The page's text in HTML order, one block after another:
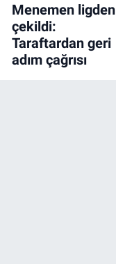
Menemen ligden
çekildi:
Taraftardan geri
adım çağrısı